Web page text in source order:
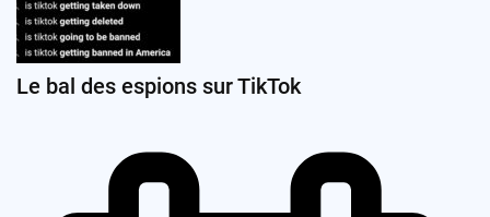
Le bal des espions sur TikTok